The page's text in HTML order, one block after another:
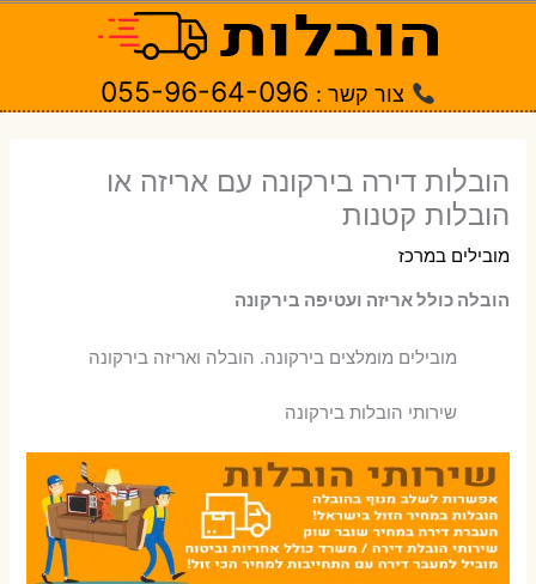
צור קשר : 055-96-64-096
הובלות דירה בירקונה עם אריזה או
הובלות קטנות
מובילים במרכז
הובלה כולל אריזה ועטיפה בירקונה
‫מובילים מומלצים בירקונה. הובלה ואריזה בירקונה
שירותי הובלות בירקונה